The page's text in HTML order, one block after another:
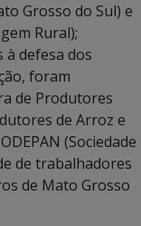
Grosso do Sul) e
Rural);
à defesa dos
foram
de Produtores
de Arroz e
(Sociedade
de trabalhadores
de Mato Grosso